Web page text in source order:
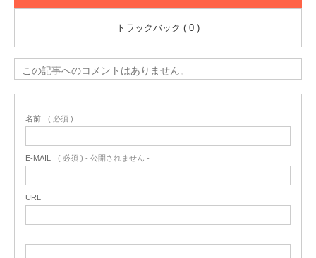
トラックバック ( 0 )
この記事へのコメントはありません。
名前 ( 必須 )
E-MAIL ( 必須 ) - 公開されません -
URL